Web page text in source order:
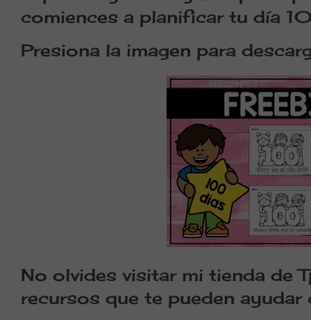
comiences a planificar tu día
Presiona la imagen para
No olvides visitar mi tienda de
recursos que te pueden ayudar